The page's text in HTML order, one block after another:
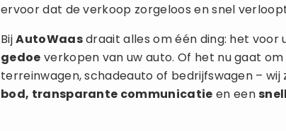
ervoor dat de verkoop zorgeloos en snel
BijAutoWaasdraait alles om één ding: het voor
gedoe verkopen van uw auto. Of het nu gaat
terreinwagen, schadeauto of bedrijfswagen – wij
bod, transparante communicatie en een